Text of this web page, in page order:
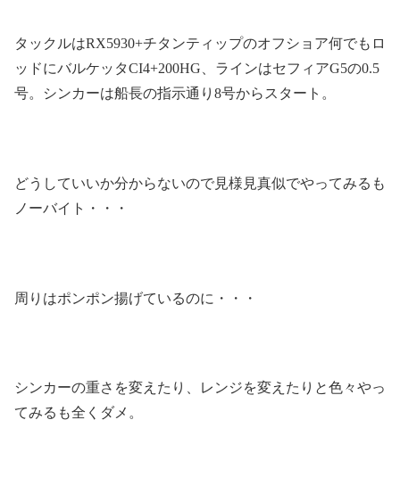
タックルはRX5930+チタンティップのオフショア何でもロ
ッドにバルケッタCI4+200HG、ラインはセフィアG5の0.5
号。シンカーは船長の指示通り8号からスタート。
どうしていいか分からないので見様見真似でやってみるも
ノーバイト・・・
周りはポンポン揚げているのに・・・
シンカーの重さを変えたり、レンジを変えたりと色々やっ
てみるも全くダメ。